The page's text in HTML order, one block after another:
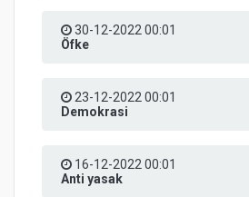
30-12-2022 00:01
Öfke
23-12-2022 00:01
Demokrasi
16-12-2022 00:01
Anti yasak